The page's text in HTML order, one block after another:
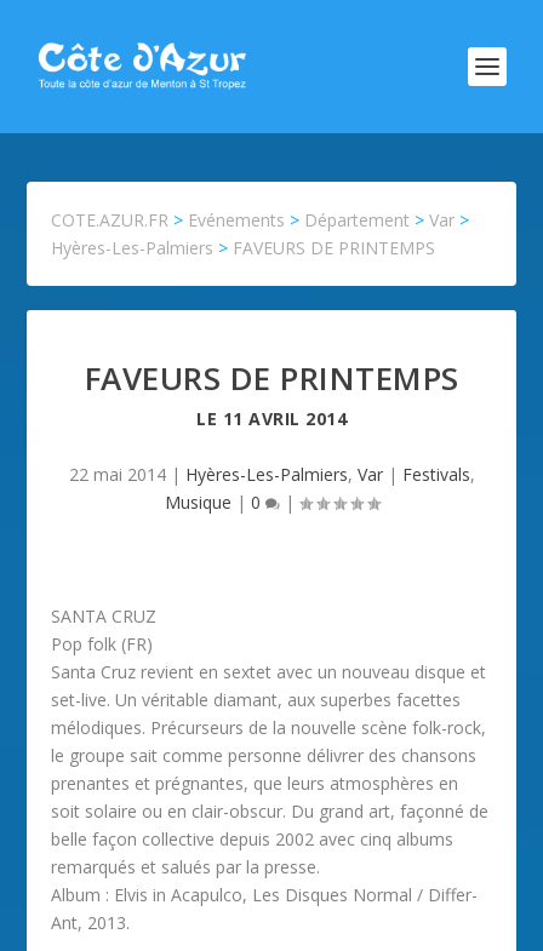
COTE.AZUR.FR > Evénements > Département >Var >
Hyères-Les-Palmiers > FAVEURS DE PRINTEMPS
FAVEURS DE PRINTEMPS
LE 11 AVRIL 2014
22 mai 2014| Hyères-Les-Palmiers, Var| Festivals,
Musique | 0 |
SANTA CRUZ
Pop folk (FR)
Santa Cruz revient en sextet avec un nouveau disque et
set-live. Un véritable diamant, aux superbes facettes
mélodiques. Précurseurs de la nouvelle scène folk-rock,
le groupe sait comme personne délivrer des chansons
prenantes et prégnantes, que leurs atmosphères en
soit solaire ou en clair-obscur. Du grand art, façonné de
belle façon collective depuis 2002 avec cinq albums
remarqués et salués par la presse.
Album : Elvis in Acapulco, Les Disques Normal / Differ-
Ant, 2013.